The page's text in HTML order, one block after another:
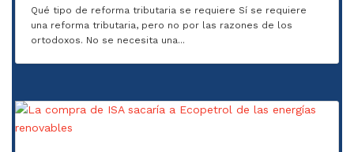
Qué tipo de reforma tributaria se requiere Sí se requiere
una reforma tributaria, pero no por las razones de los
ortodoxos. No se necesita una...